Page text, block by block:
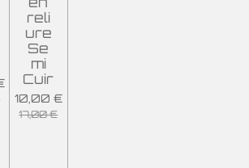
reli
ure
Se
mi
Cuir
10,00 €
17,00 €